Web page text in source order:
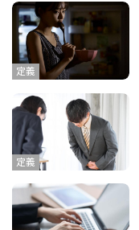
定義
定義